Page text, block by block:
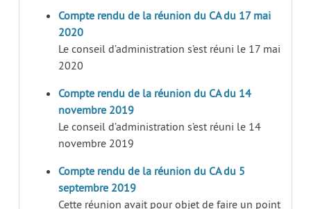
Compte rendu de la réunion du CA du 17 mai
2020
Le conseil d’administration s’est réuni le 17 mai
2020
Compte rendu de la réunion du CA du 14
novembre 2019
Le conseil d’administration s’est réuni le 14
novembre 2019
Compte rendu de la réunion du CA du 5
septembre 2019
Cette réunion avait pour objet de faire un point